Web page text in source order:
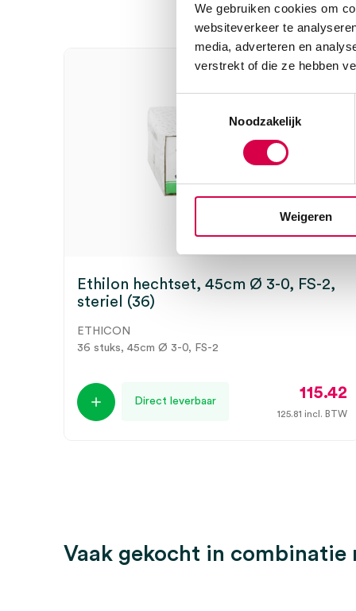
We gebruiken cookies om
websiteverkeer te
media, adverteren en
verstrekt of die ze hebben
Noodzakelijk
Weigeren
Wees de eerste om “Swann-Morton stitch cutter,
om een beoordeling te plaatsen.
Ethilon hechtset, 45cm Ø 3-0, FS-2,
steriel (36)
ETHICON
36 stuks, 45cm Ø 3-0, FS-2
Direct leverbaar 115.42
125.81 incl. BTW
Vaak gekocht in combinatie